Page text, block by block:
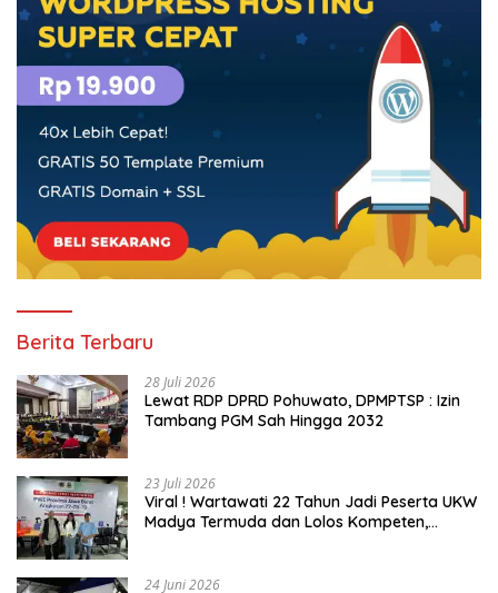
Berita Terbaru
28 Juli 2026
Lewat RDP DPRD Pohuwato, DPMPTSP : Izin
Tambang PGM Sah Hingga 2032
23 Juli 2026
Viral ! Wartawati 22 Tahun Jadi Peserta UKW
Madya Termuda dan Lolos Kompeten,
24 Juni 2026